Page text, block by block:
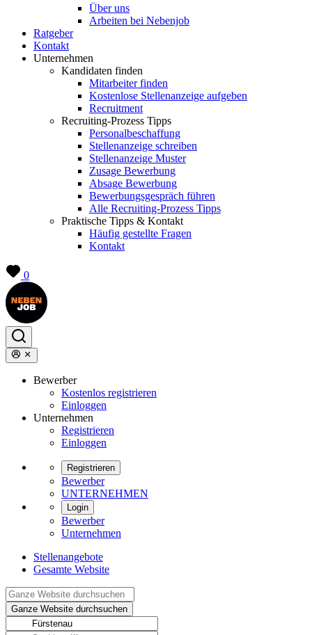
Über uns
Arbeiten bei Nebenjob
Ratgeber
Kontakt
Unternehmen
Kandidaten finden
Mitarbeiter finden
Kostenlose Stellenanzeige aufgeben
Recruitment
Recruiting-Prozess Tipps
Personalbeschaffung
Stellenanzeige schreiben
Stellenanzeige Muster
Zusage Bewerbung
Absage Bewerbung
Bewerbungsgespräch führen
Alle Recruiting-Prozess Tipps
Praktische Tipps & Kontakt
Häufig gestellte Fragen
Kontakt
0
Bewerber
Kostenlos registrieren
Einloggen
Unternehmen
Registrieren
Einloggen
Registrieren
Bewerber
UNTERNEHMEN
Login
Bewerber
Unternehmen
Stellenangebote
Gesamte Website